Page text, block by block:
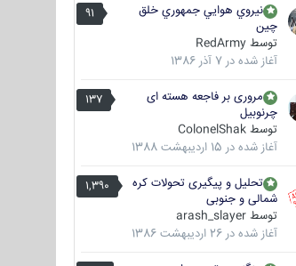
91
نيروي هوايي جمهوري خلق
چين
توسط RedArmy
آغاز شده در 7 آذر 1386
137
مروری بر فاجعه هسته ای
چرنوبیل
توسط ColonelShak
آغاز شده در 15 اردیبهشت 1388
1,390
تحلیل و پیگیری تحولات کره
شمالی و جنوبی
توسط arash_slayer
آغاز شده در 26 اردیبهشت 1386